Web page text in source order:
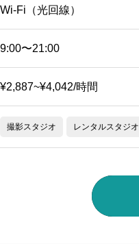
Wi-Fi（光回線）
9:00〜21:00
¥2,887~¥4,042/時間
撮影スタジオ レンタルスタジオ